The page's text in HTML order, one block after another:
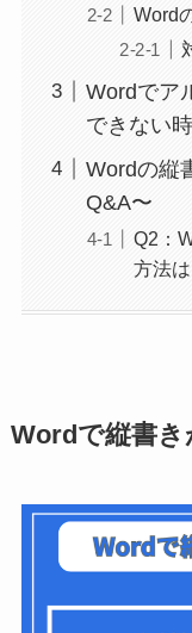
Word
Wordでア
できない
Wordの縦
Q&A〜
Q2：
方法は
Wordで縦書